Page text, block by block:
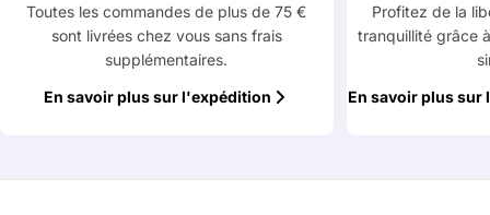
Toutes les commandes de plus de 75 €
sont livrées chez vous sans frais
supplémentaires.
En savoir plus sur l'expédition
Profitez de la
tranquillité grâce
En savoir plus sur